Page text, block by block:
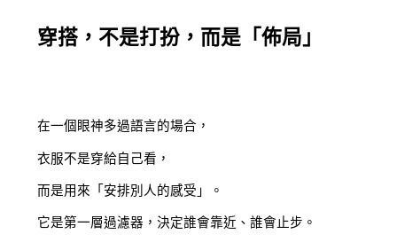
穿搭，不是打扮，而是「佈局」
在一個眼神多過語言的場合，
衣服不是穿給自己看，
而是用來「安排別人的感受」。
它是第一層過濾器，決定誰會靠近、誰會止步。